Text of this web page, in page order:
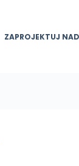
ZAPROJEKTUJ